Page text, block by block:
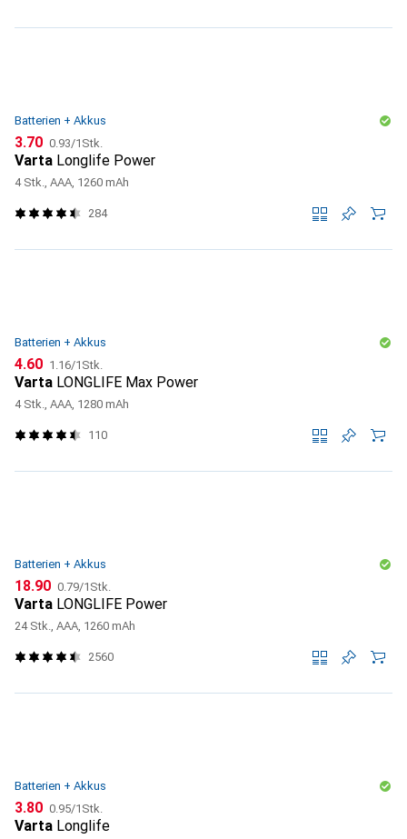
Batterien + Akkus
CHF
3.70 CHF
0.93/1Stk.
Varta Longlife Power
4 Stk., AAA, 1260 mAh
284
Batterien + Akkus
CHF
4.60 CHF
1.16/1Stk.
Varta LONGLIFE Max Power
4 Stk., AAA, 1280 mAh
110
Batterien + Akkus
CHF
18.90 CHF
0.79/1Stk.
Varta LONGLIFE Power
24 Stk., AAA, 1260 mAh
2560
Batterien + Akkus
CHF
3.80 CHF
0.95/1Stk.
Varta Longlife